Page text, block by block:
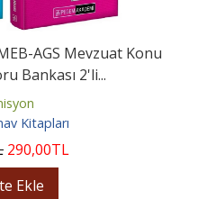
AGS Mevzuat Konu
Bankası 2'li...
Kitapları
290,00TL
Ekle